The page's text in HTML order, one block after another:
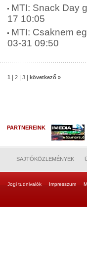
MTI: Snack Day
17 10:05
MTI: Csaknem
03-31 09:50
1 2 3 következő »
PARTNEREINK
SAJTÓKÖZLEMÉNYEK
Jogi tudnivalók Impresszum